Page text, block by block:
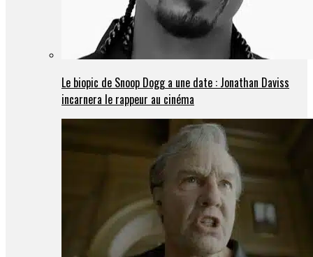
Le biopic de Snoop Dogg a une date : Jonathan Daviss
incarnera le rappeur au cinéma